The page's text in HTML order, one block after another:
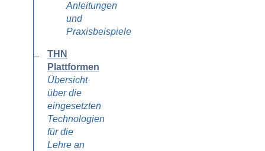
Anleitungen
und
Praxisbeispiele
THN
Plattformen
Übersicht
über die
eingesetzten
Technologien
für die
Lehre an